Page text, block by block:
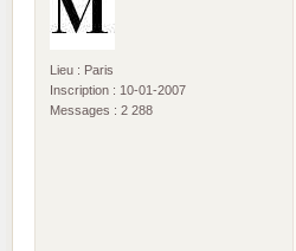
Lieu : Paris
Inscription : 10-01-2007
Messages : 2 288